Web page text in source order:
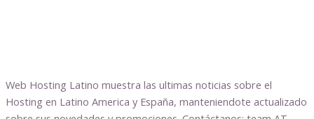
Web Hosting Latino muestra las ultimas noticias sobre el
Hosting en Latino America y España, manteniendote actualizado